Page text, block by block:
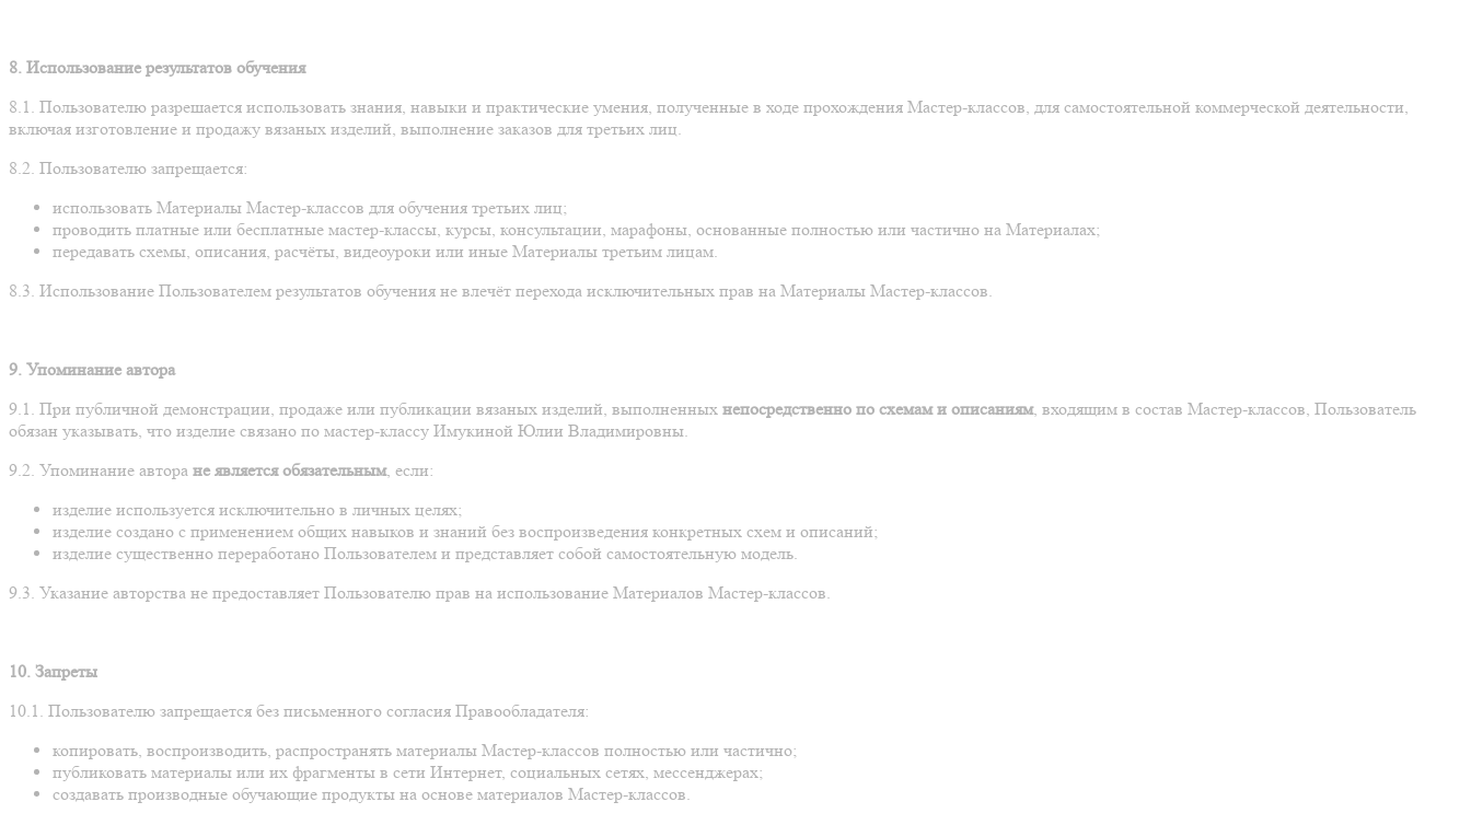
8. Использование результатов обучения
8.1. Пользователю разрешается использовать знания, навыки и практические умения, полученные в ходе прохождения Мастер-классов, для самостоятельной коммерческой деятельности,
включая изготовление и продажу вязаных изделий, выполнение заказов для третьих лиц.
8.2. Пользователю запрещается:
использовать Материалы Мастер-классов для обучения третьих лиц;
проводить платные или бесплатные мастер-классы, курсы, консультации, марафоны, основанные полностью или частично на Материалах;
передавать схемы, описания, расчёты, видеоуроки или иные Материалы третьим лицам.
8.3. Использование Пользователем результатов обучения не влечёт перехода исключительных прав на Материалы Мастер-классов.
9. Упоминание автора
9.1. При публичной демонстрации, продаже или публикации вязаных изделий, выполненных непосредственно по схемам и описаниям, входящим в состав Мастер-классов, Пользователь
обязан указывать, что изделие связано по мастер-классу Имукиной Юлии Владимировны.
9.2. Упоминание автора не является обязательным, если:
изделие используется исключительно в личных целях;
изделие создано с применением общих навыков и знаний без воспроизведения конкретных схем и описаний;
изделие существенно переработано Пользователем и представляет собой самостоятельную модель.
9.3. Указание авторства не предоставляет Пользователю прав на использование Материалов Мастер-классов.
10. Запреты
10.1. Пользователю запрещается без письменного согласия Правообладателя:
копировать, воспроизводить, распространять материалы Мастер-классов полностью или частично;
публиковать материалы или их фрагменты в сети Интернет, социальных сетях, мессенджерах;
создавать производные обучающие продукты на основе материалов Мастер-классов.